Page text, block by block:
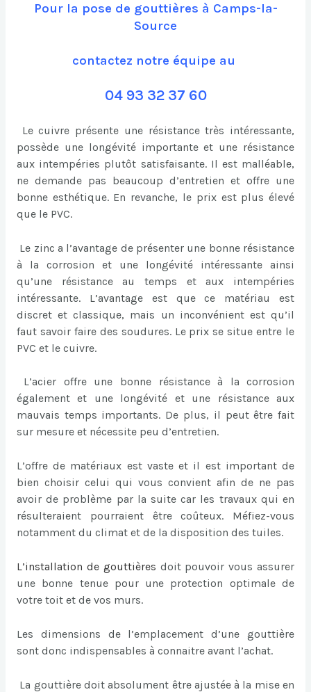
Pour la pose de gouttières à Camps-la-
Source
contactez notre équipe au
04 93 32 37 60
Le cuivre présente une résistance très intéressante,
possède une longévité importante et une résistance
aux intempéries plutôt satisfaisante. Il est malléable,
ne demande pas beaucoup d’entretien et offre une
bonne esthétique. En revanche, le prix est plus élevé
que le PVC.
Le zinc a l’avantage de présenter une bonne résistance
à la corrosion et une longévité intéressante ainsi
qu’une résistance au temps et aux intempéries
intéressante. L’avantage est que ce matériau est
discret et classique, mais un inconvénient est qu’il
faut savoir faire des soudures. Le prix se situe entre le
PVC et le cuivre.
L’acier offre une bonne résistance à la corrosion
également et une longévité et une résistance aux
mauvais temps importants. De plus, il peut être fait
sur mesure et nécessite peu d’entretien.
L’offre de matériaux est vaste et il est important de
bien choisir celui qui vous convient afin de ne pas
avoir de problème par la suite car les travaux qui en
résulteraient pourraient être coûteux. Méfiez-vous
notamment du climat et de la disposition des tuiles.
L’installation de gouttières doit pouvoir vous assurer
une bonne tenue pour une protection optimale de
votre toit et de vos murs.
Les dimensions de l’emplacement d’une gouttière
sont donc indispensables à connaitre avant l’achat.
La gouttière doit absolument être ajustée à la mise en